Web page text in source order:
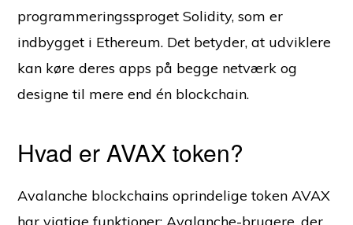
programmeringssproget Solidity, som er
indbygget i Ethereum. Det betyder, at udviklere
kan køre deres apps på begge netværk og
designe til mere end én blockchain.
Hvad er AVAX token?
Avalanche blockchains oprindelige token AVAX
har vigtige funktioner: Avalanche-brugere, der